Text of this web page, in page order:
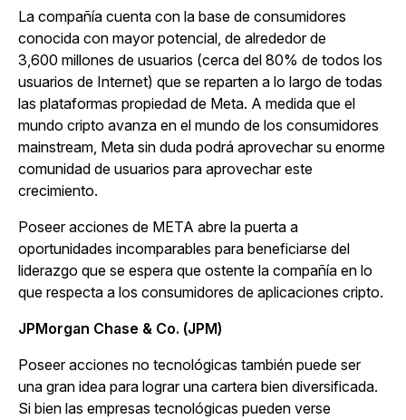
La compañía cuenta con la base de consumidores
conocida con mayor potencial, de alrededor de
3,600 millones de usuarios (cerca del 80% de todos los
usuarios de Internet) que se reparten a lo largo de todas
las plataformas propiedad de Meta. A medida que el
mundo cripto avanza en el mundo de los consumidores
mainstream, Meta sin duda podrá aprovechar su enorme
comunidad de usuarios para aprovechar este
crecimiento.
Poseer acciones de META abre la puerta a
oportunidades incomparables para beneficiarse del
liderazgo que se espera que ostente la compañía en lo
que respecta a los consumidores de aplicaciones cripto.
JPMorgan Chase & Co. (JPM)
Poseer acciones no tecnológicas también puede ser
una gran idea para lograr una cartera bien diversificada.
Si bien las empresas tecnológicas pueden verse